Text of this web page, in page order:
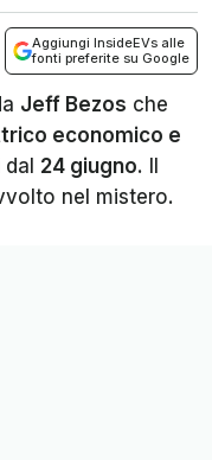
Aggiungi InsideEVs alle
fonti preferite su Google
Jeff Bezos che
economico e
dal 24 giugno. Il
nel mistero.